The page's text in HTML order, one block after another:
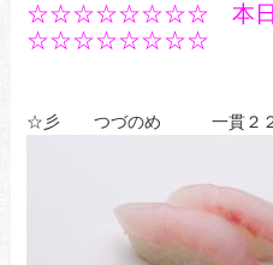
☆☆☆☆☆☆☆☆ 本日
☆☆☆☆☆☆☆☆
☆彡 つづのめ 一貫２２